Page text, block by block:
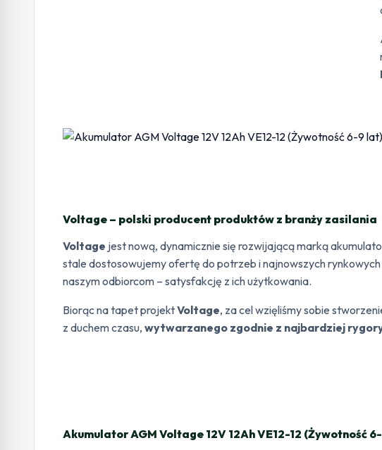
Voltage – polski producent produktów z branży zasilania
Voltage jest nową, dynamicznie się rozwijającą marką
stale dostosowujemy ofertę do potrzeb i najnowszych
naszym odbiorcom – satysfakcję z ich użytkowania.
Biorąc na tapet projektVoltage, za cel wzięliśmy sobie
z duchem czasu, wytwarzanego zgodnie z najbardziej
Akumulator AGM Voltage 12V 12Ah VE12-12 (Żywotność